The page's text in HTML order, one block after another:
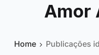
Amor
Home Publicações